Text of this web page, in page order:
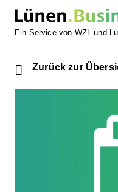
Ein Service von WZL und
Zurück zur